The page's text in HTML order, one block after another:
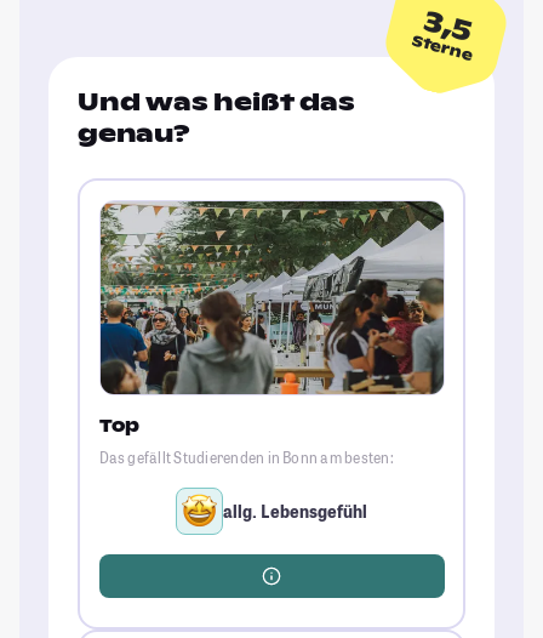
3,5
Sterne
Und was heißt das
genau?
Top
Das gefällt Studierenden in Bonn am besten:
allg. Lebensgefühl